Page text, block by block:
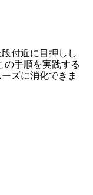
付近に目押しし
の手順を実践する
ズに消化できま